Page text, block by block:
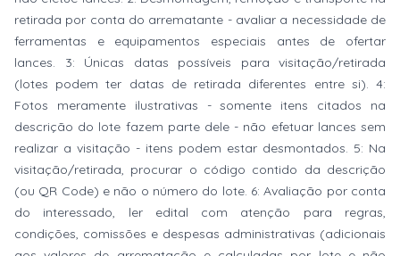
retirada por conta do arrematante - avaliar a necessidade de
ferramentas e equipamentos especiais antes de ofertar
lances. 3: Únicas datas possíveis para visitação/retirada
(lotes podem ter datas de retirada diferentes entre si). 4:
Fotos meramente ilustrativas - somente itens citados na
descrição do lote fazem parte dele - não efetuar lances sem
realizar a visitação - itens podem estar desmontados. 5: Na
visitação/retirada, procurar o código contido da descrição
(ou QR Code) e não o número do lote. 6: Avaliação por conta
do interessado, ler edital com atenção para regras,
condições, comissões e despesas administrativas (adicionais